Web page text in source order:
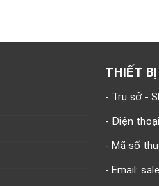
THIẾT
- Trụ sở -
- Điện
- Mã số
- Email: